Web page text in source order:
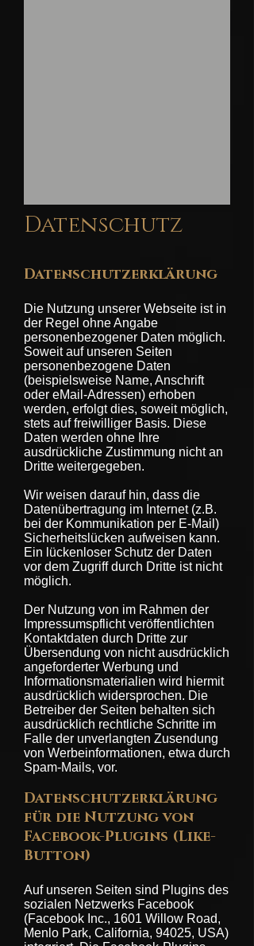
Datenschutz
Datenschutzerklärung
Die Nutzung unserer Webseite ist in
der Regel ohne Angabe
personenbezogener Daten möglich.
Soweit auf unseren Seiten
personenbezogene Daten
(beispielsweise Name, Anschrift
oder eMail-Adressen) erhoben
werden, erfolgt dies, soweit möglich,
stets auf freiwilliger Basis. Diese
Daten werden ohne Ihre
ausdrückliche Zustimmung nicht an
Dritte weitergegeben.
Wir weisen darauf hin, dass die
Datenübertragung im Internet (z.B.
bei der Kommunikation per E-Mail)
Sicherheitslücken aufweisen kann.
Ein lückenloser Schutz der Daten
vor dem Zugriff durch Dritte ist nicht
möglich.
Der Nutzung von im Rahmen der
Impressumspflicht veröffentlichten
Kontaktdaten durch Dritte zur
Übersendung von nicht ausdrücklich
angeforderter Werbung und
Informationsmaterialien wird hiermit
ausdrücklich widersprochen. Die
Betreiber der Seiten behalten sich
ausdrücklich rechtliche Schritte im
Falle der unverlangten Zusendung
von Werbeinformationen, etwa durch
Spam-Mails, vor.
Datenschutzerklärung
für die Nutzung von
Facebook-Plugins (Like-
Button)
Auf unseren Seiten sind Plugins des
sozialen Netzwerks Facebook
(Facebook Inc., 1601 Willow Road,
Menlo Park, California, 94025, USA)